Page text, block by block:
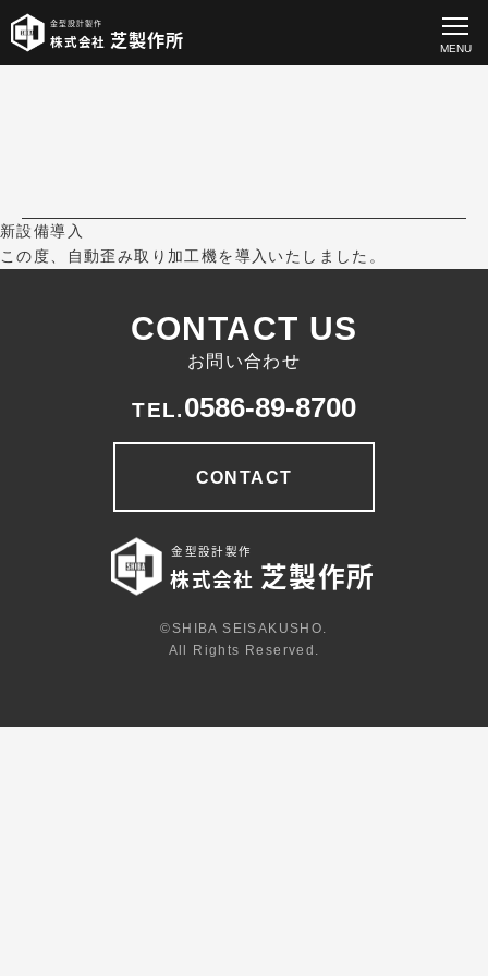
金型設計製作
株式会社 芝製作所 MENU
新設備導入
この度、自動歪み取り加工機を導入いたしました。
CONTACT US
お問い合わせ
TEL.0586-89-8700
CONTACT
金型設計製作
株式会社 芝製作所
©SHIBA SEISAKUSHO.
All Rights Reserved.